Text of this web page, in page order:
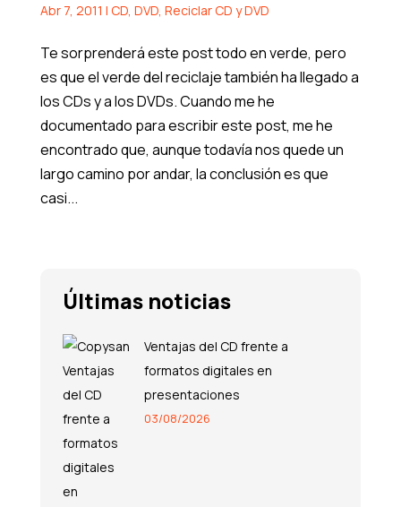
Abr 7, 2011 | CD, DVD, Reciclar CD y DVD
Te sorprenderá este post todo en verde, pero
es que el verde del reciclaje también ha llegado a
los CDs y a los DVDs. Cuando me he
documentado para escribir este post, me he
encontrado que, aunque todavía nos quede un
largo camino por andar, la conclusión es que
casi...
Últimas noticias
Ventajas del CD frente a
formatos digitales en
presentaciones
03/08/2026